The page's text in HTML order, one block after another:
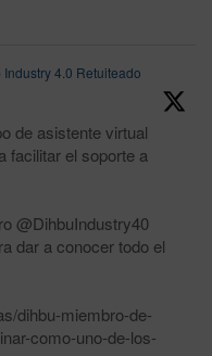
4.0 Retuiteado
de asistente virtual
facilitar el soporte a
@DihbuIndustry40
dar a conocer todo el
dihbu-miembro-de-
como-uno-de-los-